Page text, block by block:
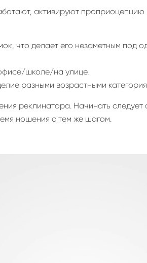
активируют
что делает его незаметным под
школе/на улице.
разными возрастными
реклинатора. Начинать
ношения с тем же шагом.